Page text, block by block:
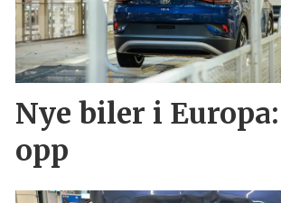
Nye biler i
opp